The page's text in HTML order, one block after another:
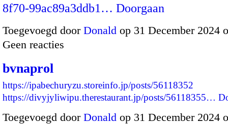
8f70-99ac89a3ddb1… Doorgaan
Toegevoegd door Donald op 31 December 2024
Geen reacties
bvnaprol
https://ipabechuryzu.storeinfo.jp/posts/56118352
https://divyjyliwipu.therestaurant.jp/posts/56118355…
Toegevoegd door Donald op 31 December 2024